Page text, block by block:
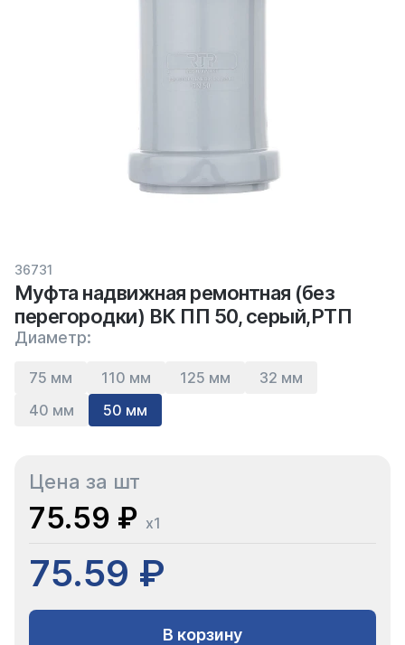
36731
Муфта надвижная ремонтная (без
перегородки) ВК ПП 50, серый,РТП
Диаметр:
75 мм 110 мм 125 мм
32 мм
40 мм
50 мм
Цена за шт
75.59 ₽ x1
75.59 ₽
В корзину